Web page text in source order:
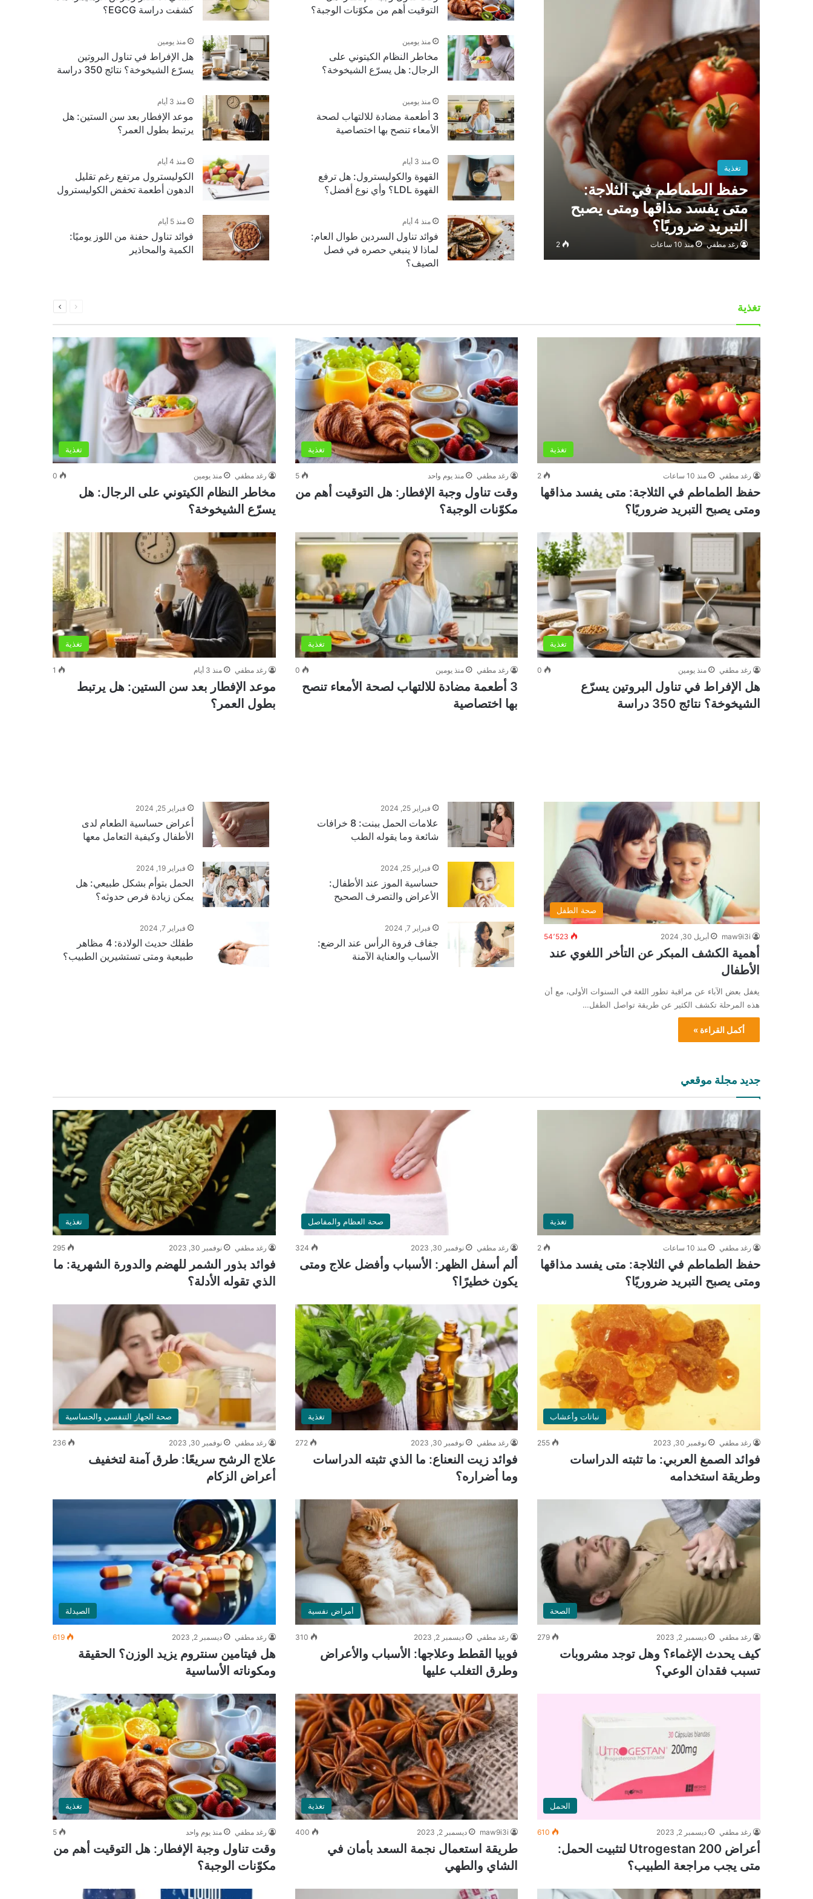
تغذية
حفظ الطماطم في الثلاجة:
متى يفسد مذاقها ومتى يصبح
التبريد ضروريًا؟
رغد مطفي منذ 10 ساعات 2
التوقيت أهم من مكوّنات الوجبة؟
كشفت دراسة EGCG؟
منذ يومين
مخاطر النظام الكيتوني على
الرجال: هل يسرّع الشيخوخة؟
منذ يومين
هل الإفراط في تناول البروتين
يسرّع الشيخوخة؟ نتائج 350 دراسة
منذ يومين
3 أطعمة مضادة للالتهاب لصحة
الأمعاء تنصح بها اختصاصية
منذ 3 أيام
موعد الإفطار بعد سن الستين: هل
يرتبط بطول العمر؟
منذ 3 أيام
القهوة والكوليسترول: هل ترفع
القهوة LDL؟ وأي نوع أفضل؟
منذ 4 أيام
الكوليسترول مرتفع رغم تقليل
الدهون أطعمة تخفض الكوليسترول
منذ 4 أيام
فوائد تناول السردين طوال العام:
لماذا لا ينبغي حصره في فصل
الصيف؟
منذ 5 أيام
فوائد تناول حفنة من اللوز يوميًا:
الكمية والمحاذير
تغذية الصفحةالصفحة
تغذية
رغد مطفي منذ 10 ساعات 2
حفظ الطماطم في الثلاجة: متى يفسد مذاقها
ومتى يصبح التبريد ضروريًا؟
تغذية
رغد مطفي منذ يوم واحد 5
وقت تناول وجبة الإفطار: هل التوقيت أهم من
مكوّنات الوجبة؟
تغذية
رغد مطفي منذ يومين 0
مخاطر النظام الكيتوني على الرجال: هل
يسرّع الشيخوخة؟
تغذية
رغد مطفي منذ يومين 0
هل الإفراط في تناول البروتين يسرّع
الشيخوخة؟ نتائج 350 دراسة
تغذية
رغد مطفي منذ يومين 0
3 أطعمة مضادة للالتهاب لصحة الأمعاء تنصح
بها اختصاصية
تغذية
رغد مطفي منذ 3 أيام 1
موعد الإفطار بعد سن الستين: هل يرتبط
بطول العمر؟
صحة الطفل
maw9i3i أبريل 30, 2024 54٬523
أهمية الكشف المبكر عن التأخر اللغوي عند
الأطفال
يغفل بعض الآباء عن مراقبة تطور اللغة في السنوات الأولى، مع أن
هذه المرحلة تكشف الكثير عن طريقة تواصل الطفل…
أكمل القراءة »
فبراير 25, 2024
علامات الحمل ببنت: 8 خرافات
شائعة وما يقوله الطب
فبراير 25, 2024
أعراض حساسية الطعام لدى
الأطفال وكيفية التعامل معها
فبراير 25, 2024
حساسية الموز عند الأطفال:
الأعراض والتصرف الصحيح
فبراير 19, 2024
الحمل بتوأم بشكل طبيعي: هل
يمكن زيادة فرص حدوثه؟
فبراير 7, 2024
جفاف فروة الرأس عند الرضع:
الأسباب والعناية الآمنة
فبراير 7, 2024
طفلك حديث الولادة: 4 مظاهر
طبيعية ومتى تستشيرين الطبيب؟
جديد مجلة موقعي
تغذية
رغد مطفي منذ 10 ساعات 2
حفظ الطماطم في الثلاجة: متى يفسد مذاقها
ومتى يصبح التبريد ضروريًا؟
صحة العظام والمفاصل
رغد مطفي نوفمبر 30, 2023 324
ألم أسفل الظهر: الأسباب وأفضل علاج ومتى
يكون خطيرًا؟
تغذية
رغد مطفي نوفمبر 30, 2023 295
فوائد بذور الشمر للهضم والدورة الشهرية: ما
الذي تقوله الأدلة؟
نباتات وأعشاب
رغد مطفي نوفمبر 30, 2023 255
فوائد الصمغ العربي: ما تثبته الدراسات
وطريقة استخدامه
تغذية
رغد مطفي نوفمبر 30, 2023 272
فوائد زيت النعناع: ما الذي تثبته الدراسات
وما أضراره؟
صحة الجهاز التنفسي والحساسية
رغد مطفي نوفمبر 30, 2023 236
علاج الرشح سريعًا: طرق آمنة لتخفيف
أعراض الزكام
الصحة
رغد مطفي ديسمبر 2, 2023 279
كيف يحدث الإغماء؟ وهل توجد مشروبات
تسبب فقدان الوعي؟
أمراض نفسية
رغد مطفي ديسمبر 2, 2023 310
فوبيا القطط وعلاجها: الأسباب والأعراض
وطرق التغلب عليها
الصيدلة
رغد مطفي ديسمبر 2, 2023 619
هل فيتامين سنتروم يزيد الوزن؟ الحقيقة
ومكوناته الأساسية
الحمل
رغد مطفي ديسمبر 2, 2023 610
أعراض Utrogestan 200 لتثبيت الحمل:
متى يجب مراجعة الطبيب؟
تغذية
maw9i3i ديسمبر 2, 2023 400
طريقة استعمال نجمة السعد بأمان في
الشاي والطهي
تغذية
رغد مطفي منذ يوم واحد 5
وقت تناول وجبة الإفطار: هل التوقيت أهم من
مكوّنات الوجبة؟